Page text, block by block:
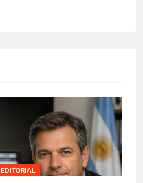
EDITORIAL